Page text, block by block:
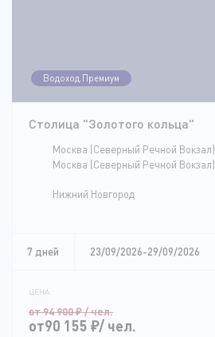
Водоход.Премиум
Столица "Золотого кольца"
Москва (Северный Речной Вокзал)
Москва (Северный Речной Вокзал)
Нижний Новгород
7 дней 23/09/2026-29/09/2026
ЦЕНА:
от 94 900₽/ чел.
от90 155 ₽/ чел.